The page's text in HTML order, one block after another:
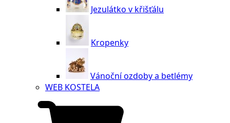
Jezulátko v křišťálu
Kropenky
Vánoční ozdoby a betlémy
WEB KOSTELA